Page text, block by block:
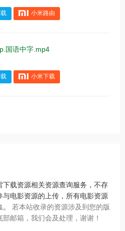
小米路由
国语中字.mp4
小米下载
下载资源相关资源查询服务，不存
电影资源的上传，所有电影资源
若本站收录的资源涉及到您的版
邮箱，我们会及处理，谢谢！